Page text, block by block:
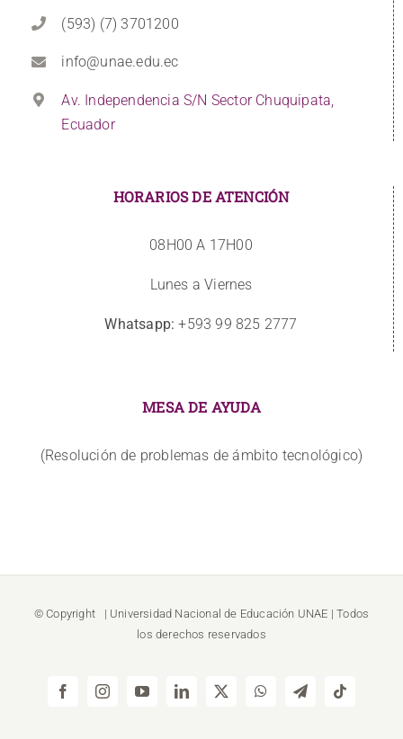
(593) (7) 3701200
info@unae.edu.ec
Av. Independencia S/N Sector Chuquipata,
Ecuador
HORARIOS DE ATENCIÓN
08H00 A 17H00
Lunes a Viernes
Whatsapp: +593 99 825 2777
MESA DE AYUDA
(Resolución de problemas de ámbito tecnológico)
© Copyright | Universidad Nacional de Educación UNAE | Todos
los derechos reservados
FacebookInstagramYouTubeLinkedIn
X WhatsAppTelegramTiktok